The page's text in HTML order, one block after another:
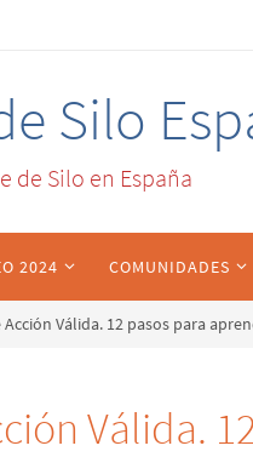
Silo
de Silo en España
2024 COMUNIDADES
Válida. 12 pasos para
Válida.